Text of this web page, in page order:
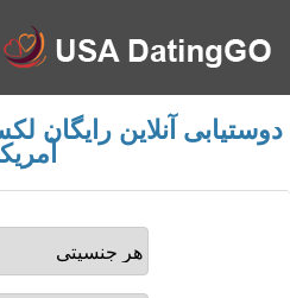
دوستیابی آنلاین رایگان